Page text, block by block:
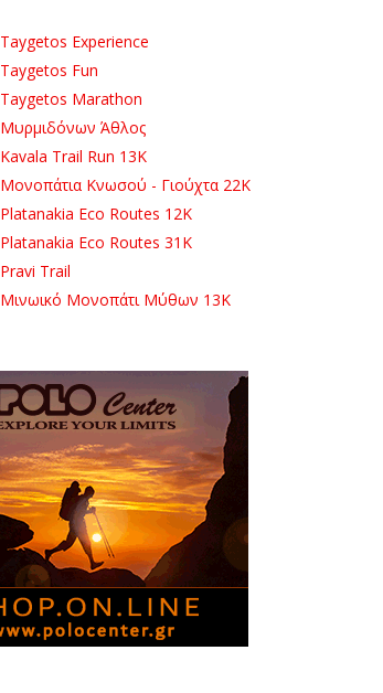
Taygetos Experience
Taygetos Fun
Taygetos Marathon
Μυρμιδόνων Άθλος
Kavala Trail Run 13K
Μονοπάτια Κνωσού - Γιούχτα 22Κ
Platanakia Eco Routes 12K
Platanakia Eco Routes 31K
Pravi Trail
Μινωικό Μονοπάτι Μύθων 13Κ